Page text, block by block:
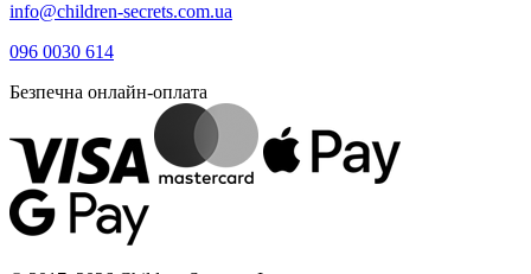
info@children-secrets.com.ua
096 0030 614
Безпечна онлайн-оплата